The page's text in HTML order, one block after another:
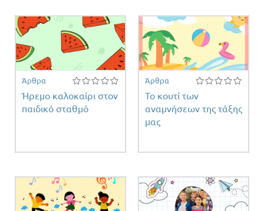
Άρθρα
Ήρεμο καλοκαίρι στον
παιδικό σταθμό
Άρθρα
Το κουτί των
αναμνήσεων της τάξης
μας